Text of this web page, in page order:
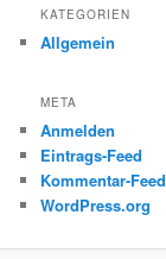
KATEGORIEN
Allgemein
META
Anmelden
Eintrags-Feed
Kommentar-Feed
WordPress.org